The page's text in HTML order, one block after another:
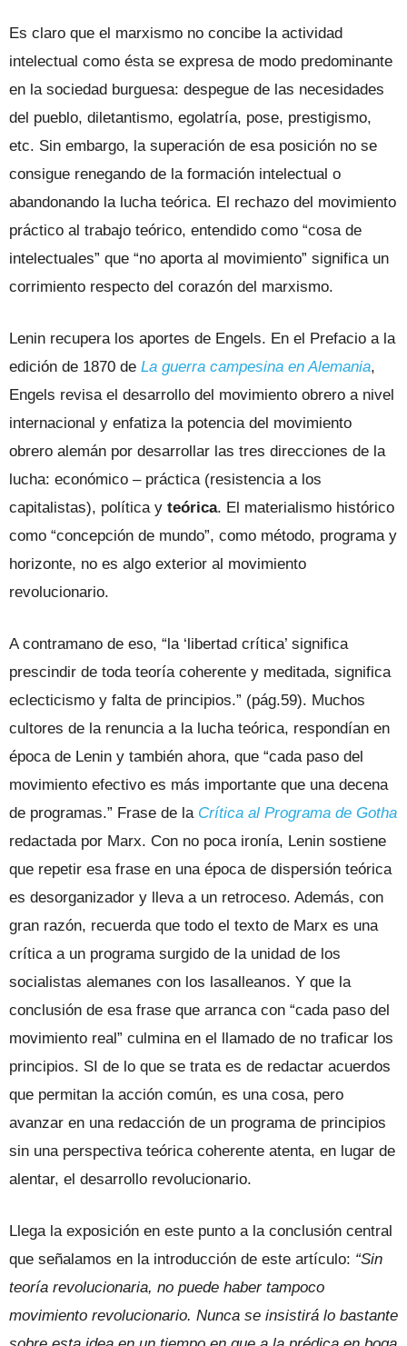
Es claro que el marxismo no concibe la actividad
intelectual como ésta se expresa de modo predominante
en la sociedad burguesa: despegue de las necesidades
del pueblo, diletantismo, egolatría, pose, prestigismo,
etc. Sin embargo, la superación de esa posición no se
consigue renegando de la formación intelectual o
abandonando la lucha teórica. El rechazo del movimiento
práctico al trabajo teórico, entendido como “cosa de
intelectuales” que “no aporta al movimiento” significa un
corrimiento respecto del corazón del marxismo.
Lenin recupera los aportes de Engels. En el Prefacio a la
edición de 1870 de La guerra campesina en Alemania,
Engels revisa el desarrollo del movimiento obrero a nivel
internacional y enfatiza la potencia del movimiento
obrero alemán por desarrollar las tres direcciones de la
lucha: económico – práctica (resistencia a los
capitalistas), política y teórica. El materialismo histórico
como “concepción de mundo”, como método, programa y
horizonte, no es algo exterior al movimiento
revolucionario.
A contramano de eso, “la ‘libertad crítica’ significa
prescindir de toda teoría coherente y meditada, significa
eclecticismo y falta de principios.” (pág.59). Muchos
cultores de la renuncia a la lucha teórica, respondían en
época de Lenin y también ahora, que “cada paso del
movimiento efectivo es más importante que una decena
de programas.” Frase de la Crítica al Programa de Gotha
redactada por Marx. Con no poca ironía, Lenin sostiene
que repetir esa frase en una época de dispersión teórica
es desorganizador y lleva a un retroceso. Además, con
gran razón, recuerda que todo el texto de Marx es una
crítica a un programa surgido de la unidad de los
socialistas alemanes con los lasalleanos. Y que la
conclusión de esa frase que arranca con “cada paso del
movimiento real” culmina en el llamado de no traficar los
principios. SI de lo que se trata es de redactar acuerdos
que permitan la acción común, es una cosa, pero
avanzar en una redacción de un programa de principios
sin una perspectiva teórica coherente atenta, en lugar de
alentar, el desarrollo revolucionario.
Llega la exposición en este punto a la conclusión central
que señalamos en la introducción de este artículo: “Sin
teoría revolucionaria, no puede haber tampoco
movimiento revolucionario. Nunca se insistirá lo bastante